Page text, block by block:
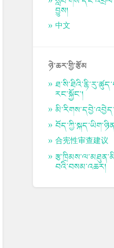
བྱུས།
中文
ཉེ་ཆར་གྱི་རྩོམ
རང་སྐྱོང་།
合宪性审查建议
བའི་བསམ་འཆར།